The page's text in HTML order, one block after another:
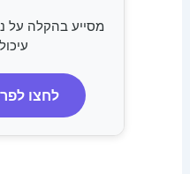
מסייע בהקלה על
לחצו